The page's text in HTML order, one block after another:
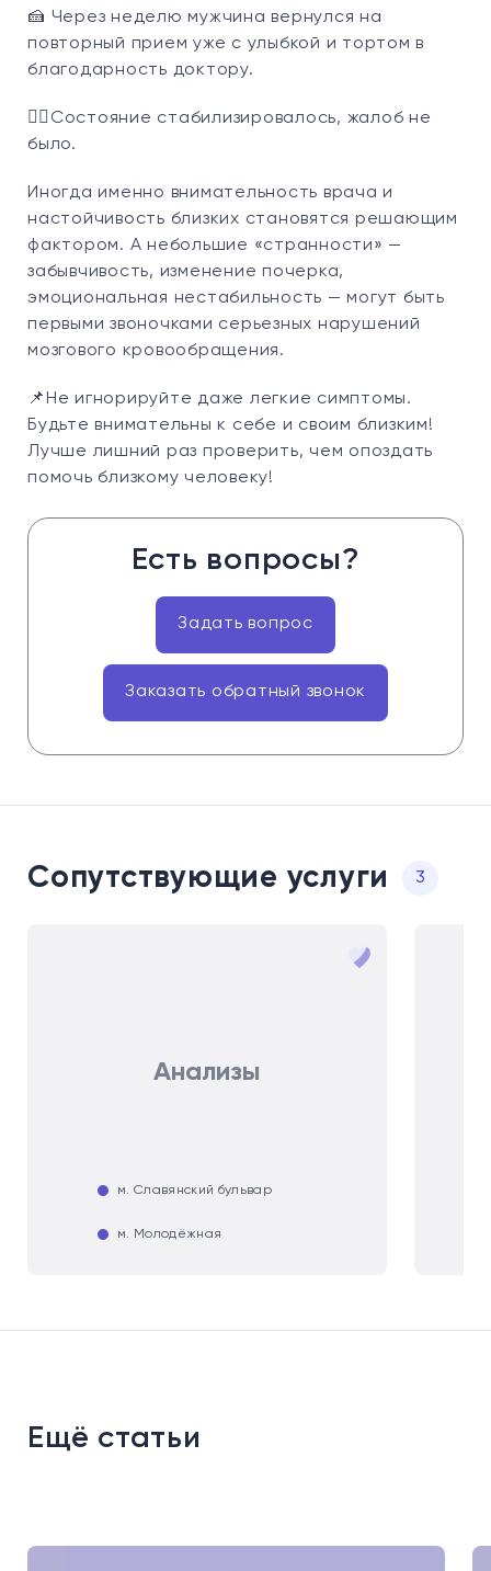
🍰 Через неделю мужчина вернулся на
повторный прием уже с улыбкой и тортом в
благодарность доктору.
👌🏻Состояние стабилизировалось, жалоб не
было.
Иногда именно внимательность врача и
настойчивость близких становятся решающим
фактором. А небольшие «странности» —
забывчивость, изменение почерка,
эмоциональная нестабильность — могут быть
первыми звоночками серьезных нарушений
мозгового кровообращения.
📌Не игнорируйте даже легкие симптомы.
Будьте внимательны к себе и своим близким!
Лучше лишний раз проверить, чем опоздать
помочь близкому человеку!
Есть вопросы?
Задать вопрос
Заказать обратный звонок
Сопутствующие услуги 3
Анализы
м. Славянский бульвар
м. Молодёжная
Ещё статьи